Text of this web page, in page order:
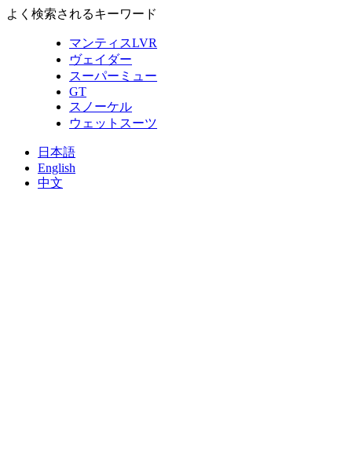
よく検索されるキーワード
マンティスLVR
ヴェイダー
スーパーミュー
GT
スノーケル
ウェットスーツ
日本語
English
中文